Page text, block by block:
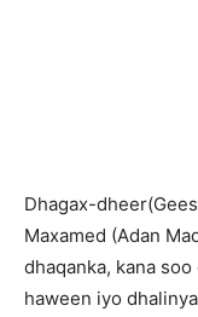
Dhagax-
Maxamed (Adan
dhaqanka, kana
haween iyo